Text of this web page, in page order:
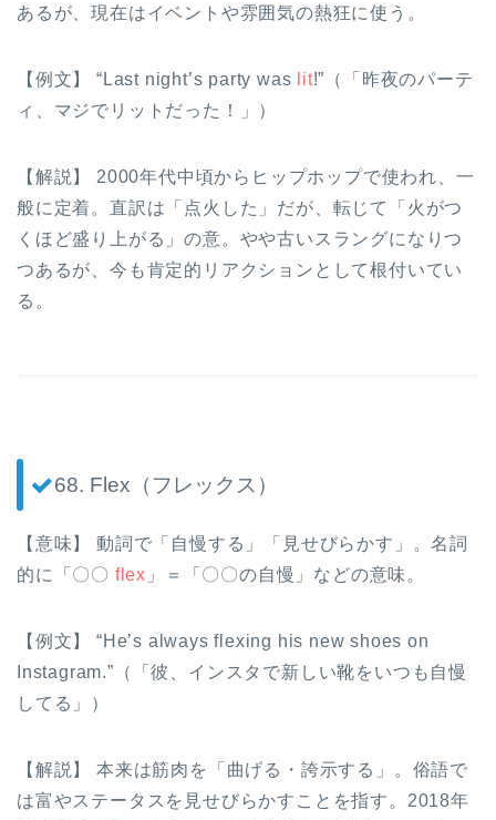
あるが、現在はイベントや雰囲気の熱狂に使う。
【例文】 “Last night’s party was lit!”（「昨夜のパーテ
ィ、マジでリットだった！」）
【解説】 2000年代中頃からヒップホップで使われ、一
般に定着。直訳は「点火した」だが、転じて「火がつ
くほど盛り上がる」の意。やや古いスラングになりつ
つあるが、今も肯定的リアクションとして根付いてい
る。
68. Flex（フレックス）
【意味】 動詞で「自慢する」「見せびらかす」。名詞
的に「〇〇 flex 」＝「〇〇の自慢」などの意味。
【例文】 “He’s always flexing his new shoes on
Instagram.”（「彼、インスタで新しい靴をいつも自慢
してる」）
【解説】 本来は筋肉を「曲げる・誇示する」。俗語で
は富やステータスを見せびらかすことを指す。2018年